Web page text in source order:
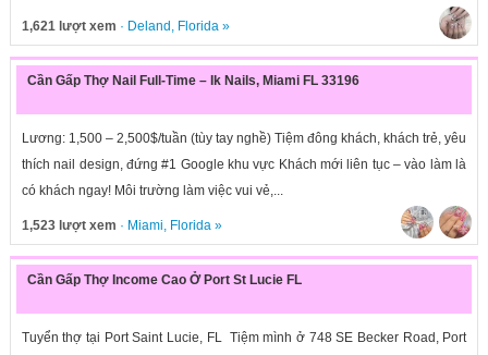
1,621 lượt xem · Deland , Florida»
Cần Gấp Thợ Nail Full-Time – Ik Nails, Miami FL 33196
Lương: 1,500 – 2,500$/tuần (tùy tay nghề) Tiệm đông khách, khách trẻ, yêu
thích nail design, đứng #1 Google khu vực Khách mới liên tục – vào làm là
có khách ngay! Môi trường làm việc vui vẻ,...
1,523 lượt xem · Miami, Florida»
Cần Gấp Thợ Income Cao Ở Port St Lucie FL
Tuyển thợ tại Port Saint Lucie, FL Tiệm mình ở 748 SE Becker Road, Port